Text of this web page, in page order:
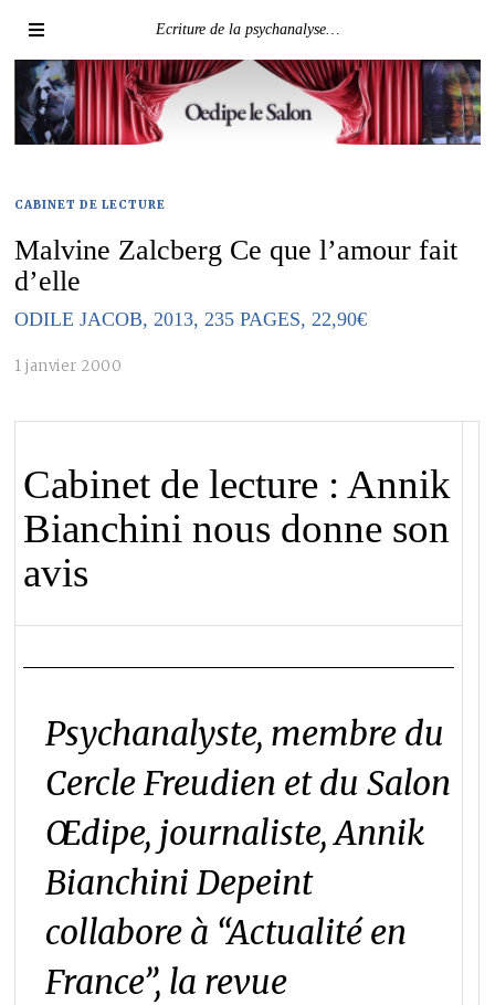
Ecriture de la psychanalyse…
CABINET DE LECTURE
Malvine Zalcberg Ce que l’amour fait
d’elle
ODILE JACOB, 2013, 235 PAGES, 22,90€
1 janvier 2000
Cabinet de lecture : Annik
Bianchini nous donne son
avis
Psychanalyste, membre du
Cercle Freudien et du Salon
Œdipe, journaliste, Annik
Bianchini Depeint
collabore à “Actualité en
France”, la revue